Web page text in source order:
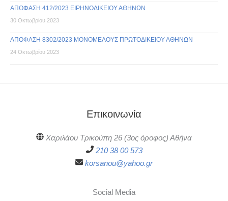
ΑΠΟΦΑΣΗ 412/2023 ΕΙΡΗΝΟΔΙΚΕΙΟΥ ΑΘΗΝΩΝ
30 Οκτωβρίου 2023
ΑΠΟΦΑΣΗ 8302/2023 ΜΟΝΟΜΕΛΟΥΣ ΠΡΩΤΟΔΙΚΕΙΟΥ ΑΘΗΝΩΝ
24 Οκτωβρίου 2023
Επικοινωνία
Χαριλάου Τρικούπη 26 (3ος όροφος) Αθήνα
210 38 00 573
korsanou@yahoo.gr
Social Media